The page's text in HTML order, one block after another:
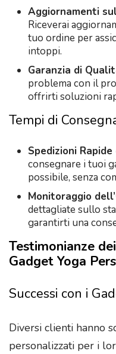
Aggiornamenti
Riceverai
tuo ordine per
intoppi.
Garanzia di
problema con il
offrirti soluzioni
Tempi di
Spedizioni
consegnare i tuoi
possibile, senza
Monitoraggio
dettagliate sullo
garantirti una
Testimonianze
Gadget Yoga
Successi con i
Diversi clienti hanno
personalizzati per i